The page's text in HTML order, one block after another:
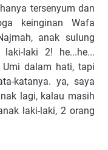
tersenyum dan
keinginan Wafa
anak sulung
laki 2! he...he...
dalam hati, tapi
katanya. ya, saya
lagi, kalau masih
laki-laki, 2 orang